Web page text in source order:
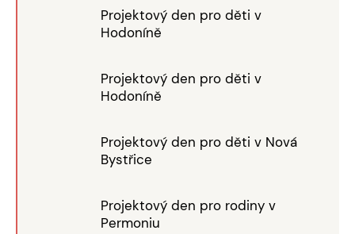
Projektový den pro děti v
Hodoníně
Projektový den pro děti v
Hodoníně
Projektový den pro děti v Nová
Bystřice
Projektový den pro rodiny v
Permoniu